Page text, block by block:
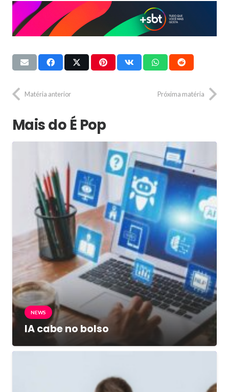
Matéria anterior Próxima matéria
Mais do É Pop
NEWS
IA cabe no bolso